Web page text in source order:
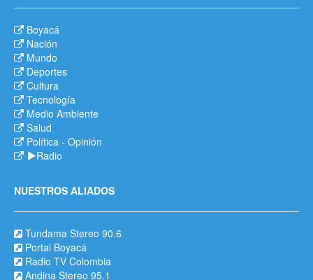
Boyacá
Nación
Mundo
Deportes
Cultura
Tecnología
Medio Ambiente
Salud
Política - Opinión
Radio
NUESTROS ALIADOS
Tundama Stereo 90.6
Portal Boyacá
Radio TV Colombia
Andina Stereo 95.1